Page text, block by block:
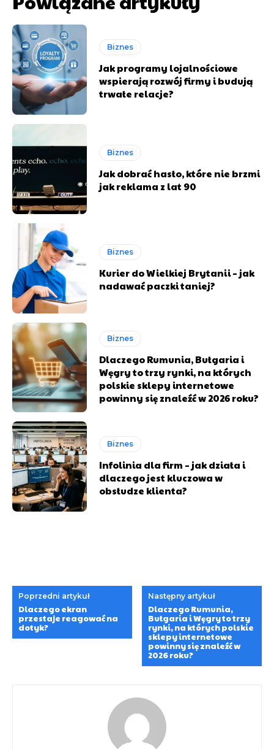
Biznes
Jak programy lojalnościowe
wspierają rozwój firmy i budują
trwałe relacje?
Biznes
Jak dobrać hasło, które nie brzmi
jak reklama z lat 90
Biznes
Kurier do Wielkiej Brytanii – jak
nadawać paczki taniej?
Biznes
Dlaczego Rumunia, Bułgaria i
Węgry to trzy rynki, na których
polskie sklepy internetowe
powinny się znaleźć w 2026 roku?
Biznes
Infolinia dla firm – jak działa i
dlaczego jest kluczowa w
obsłudze klienta?
Poprzedni artykuł
Dlaczego ekran
przestaje reagować na
dotyk?
Następny artykuł
Dlaczego Rumunia,
Bułgaria i Węgry to trzy
rynki, na których polskie
sklepy internetowe
powinny się znaleźć w
2026 roku?